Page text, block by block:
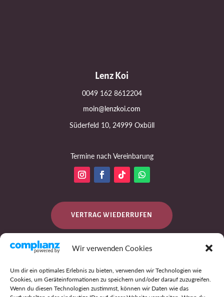
Wir verwenden Cookies
Um dir ein optimales Erlebnis zu bieten, verwenden wir Technologien wie
Cookies, um Geräteinformationen zu speichern und/oder darauf zuzugreifen.
Wenn du diesen Technologien zustimmst, können wir Daten wie das
Lenz Koi
0049 162 8612204
moin@lenzkoi.com
Süderfeld 10, 24999 Oxbüll
Termine nach Vereinbarung
VERTRAG WIEDERRUFEN